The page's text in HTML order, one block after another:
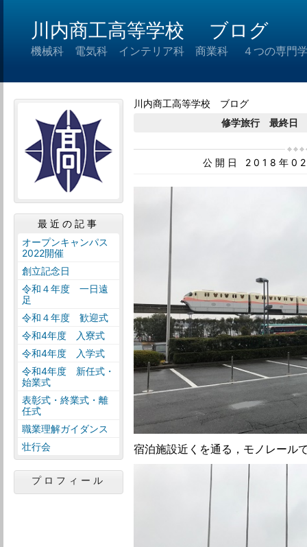
川内商工高等学校 ブログ
機械科 電気科 インテリア科 商業科 ４つの専門学
川内商工高等学校 ブログ
修学旅行 最終日
公開日 2018年
宿泊施設近くを通る，モノレール
最近の記事
オープンキャンパス
2022開催
創立記念日
令和４年度 一日遠
足
令和４年度 歓迎式
令和4年度 入寮式
令和4年度 入学式
令和4年度 新任式・
始業式
表彰式・終業式・離
任式
職業理解ガイダンス
壮行会
プロフィール